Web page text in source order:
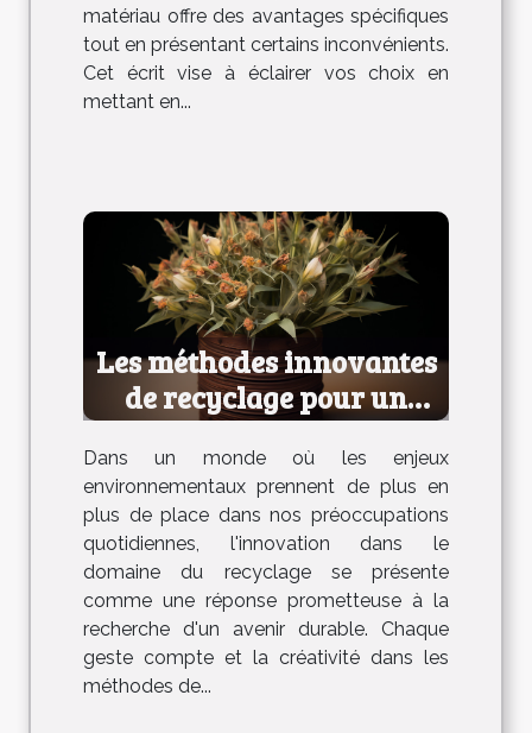
matériau offre des avantages spécifiques
tout en présentant certains inconvénients.
Cet écrit vise à éclairer vos choix en
mettant en...
Les méthodes innovantes
de recyclage pour un
avenir durable
Dans un monde où les enjeux
environnementaux prennent de plus en
plus de place dans nos préoccupations
quotidiennes, l'innovation dans le
domaine du recyclage se présente
comme une réponse prometteuse à la
recherche d'un avenir durable. Chaque
geste compte et la créativité dans les
méthodes de...